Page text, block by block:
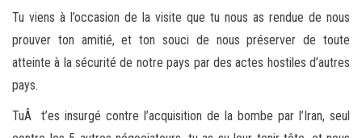
Tu viens à l’occasion de la visite que tu nous as rendue de nous
prouver ton amitié, et ton souci de nous préserver de toute
atteinte à la sécurité de notre pays par des actes hostiles d’autres
pays.
TuÂ t’es insurgé contre l’acquisition de la bombe par l’Iran, seul